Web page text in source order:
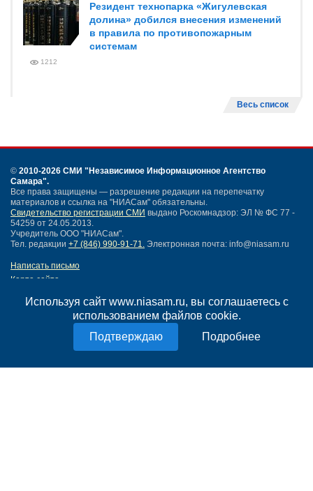
Используя сайт www.niasam.ru, вы соглашаетесь с
использованием файлов cookie.
Подробнее
Резидент технопарка «Жигулевская
долина» добился внесения изменений
в правила по противопожарным
системам
1212
Весь список
© 2010-2026 СМИ "Независимое Информационное Агентство
Самара".
Все права защищены — разрешение редакции на перепечатку
материалов и ссылка на "НИАСам" обязательны.
Свидетельство регистрации СМИ выдано Роскомнадзор: ЭЛ № ФС 77 -
54259 от 24.05.2013.
Учредитель ООО "НИАСам".
Тел. редакции +7 (846) 990-91-71. Электронная почта: info@niasam.ru
Написать письмо
Карта сайта
Политика конфиденциальности
Согласие на обработку персональных данных